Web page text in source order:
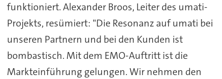
funktioniert. Alexander Broos, Leiter des umati-
Projekts, resümiert: "Die Resonanz auf umati bei
unseren Partnern und bei den Kunden ist
bombastisch. Mit dem EMO-Auftritt ist die
Markteinführung gelungen. Wir nehmen den